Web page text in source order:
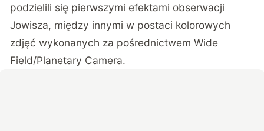
podzielili się pierwszymi efektami obserwacji
Jowisza, między innymi w postaci kolorowych
zdjęć wykonanych za pośrednictwem Wide
Field/Planetary Camera.